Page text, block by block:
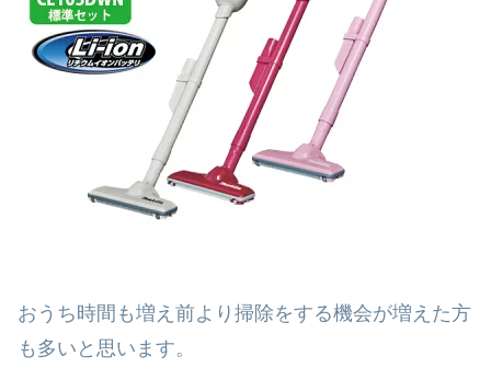
おうち時間も増え前より掃除をする機会が増えた方
も多いと思います。